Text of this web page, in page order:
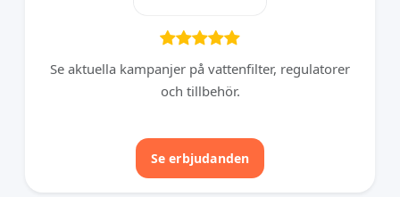
Se aktuella kampanjer på vattenfilter, regulatorer
och tillbehör.
Se erbjudanden